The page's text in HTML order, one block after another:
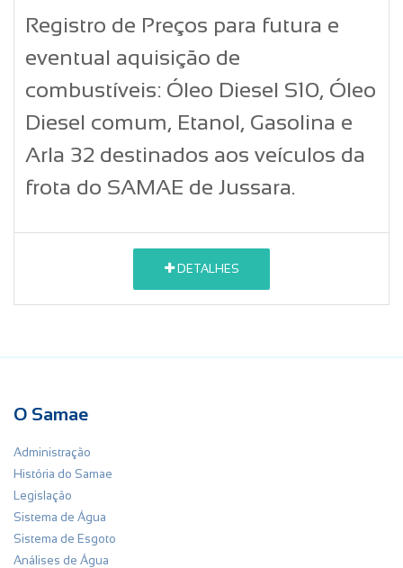
Registro de Preços para futura e
eventual aquisição de
combustíveis: Óleo Diesel S10, Óleo
Diesel comum, Etanol, Gasolina e
Arla 32 destinados aos veículos da
frota do SAMAE de Jussara.
DETALHES
O Samae
Administração
História do Samae
Legislação
Sistema de Água
Sistema de Esgoto
Análises de Água